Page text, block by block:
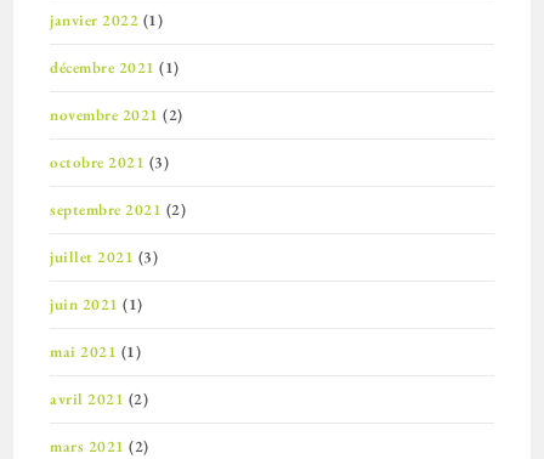
janvier 2022 (1)
décembre 2021 (1)
novembre 2021 (2)
octobre 2021 (3)
septembre 2021 (2)
juillet 2021 (3)
juin 2021 (1)
mai 2021 (1)
avril 2021 (2)
mars 2021 (2)